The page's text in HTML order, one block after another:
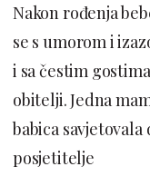
Nakon rođenja
se s umorom i
i sa čestim
obitelji. Jedna
babica
posjetitelje